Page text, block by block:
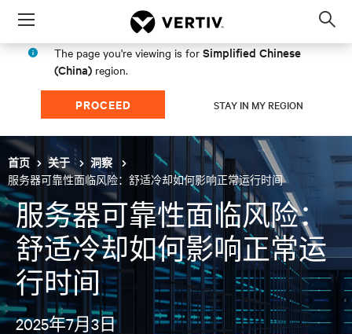
Menu
The page you're viewing is for Simplified Chinese
(China) region.
PROCEED STAY IN MY REGION
首页 关于 洞察
服务器可靠性面临风险：舒适冷却如何影响正常运行时间
服务器可靠性面临风险：
舒适冷却如何影响正常运
行时间
2025年7月3日